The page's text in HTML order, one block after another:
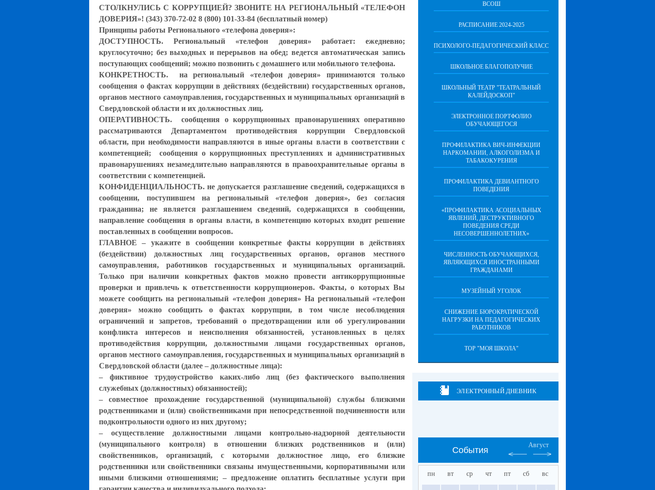
СТОЛКНУЛИСЬ С КОРРУПЦИЕЙ? ЗВОНИТЕ НА РЕГИОНАЛЬНЫЙ «ТЕЛЕФОН
ДОВЕРИЯ»! (343) 370-72-02 8 (800) 101-33-84 (бесплатный номер)
Принципы работы Регионального «телефона доверия»:
ДОСТУПНОСТЬ. Региональный «телефон доверия» работает: ежедневно;
круглосуточно; без выходных и перерывов на обед; ведется автоматическая запись
поступающих сообщений; можно позвонить с домашнего или мобильного телефона.
КОНКРЕТНОСТЬ. на региональный «телефон доверия» принимаются только
сообщения о фактах коррупции в действиях (бездействии) государственных органов,
органов местного самоуправления, государственных и муниципальных организаций в
Свердловской области и их должностных лиц.
ОПЕРАТИВНОСТЬ. сообщения о коррупционных правонарушениях оперативно
рассматриваются Департаментом противодействия коррупции Свердловской
области, при необходимости направляются в иные органы власти в соответствии с
компетенцией; сообщения о коррупционных преступлениях и административных
правонарушениях незамедлительно направляются в правоохранительные органы в
соответствии с компетенцией.
КОНФИДЕНЦИАЛЬНОСТЬ. не допускается разглашение сведений, содержащихся в
сообщении, поступившем на региональный «телефон доверия», без согласия
гражданина; не является разглашением сведений, содержащихся в сообщении,
направление сообщения в органы власти, в компетенцию которых входит решение
поставленных в сообщении вопросов.
ГЛАВНОЕ – укажите в сообщении конкретные факты коррупции в действиях
(бездействии) должностных лиц государственных органов, органов местного
самоуправления, работников государственных и муниципальных организаций.
Только при наличии конкретных фактов можно провести антикоррупционные
проверки и привлечь к ответственности коррупционеров. Факты, о которых Вы
можете сообщить на региональный «телефон доверия» На региональный «телефон
доверия» можно сообщить о фактах коррупции, в том числе несоблюдения
ограничений и запретов, требований о предотвращении или об урегулировании
конфликта интересов и неисполнения обязанностей, установленных в целях
противодействия коррупции, должностными лицами государственных органов,
органов местного самоуправления, государственных и муниципальных организаций в
Свердловской области (далее – должностные лица):
– фиктивное трудоустройство каких-либо лиц (без фактического выполнения
служебных (должностных) обязанностей);
– совместное прохождение государственной (муниципальной) службы близкими
родственниками и (или) свойственниками при непосредственной подчиненности или
подконтрольности одного из них другому;
– осуществление должностными лицами контрольно-надзорной деятельности
(муниципального контроля) в отношении близких родственников и (или)
свойственников, организаций, с которыми должностное лицо, его близкие
родственники или свойственники связаны имущественными, корпоративными или
иными близкими отношениями; – предложение оплатить бесплатные услуги при
ВСОШ
РАСПИСАНИЕ 2024-2025
ПСИХОЛОГО-ПЕДАГОГИЧЕСКИЙ КЛАСС
ШКОЛЬНОЕ БЛАГОПОЛУЧИЕ
ШКОЛЬНЫЙ ТЕАТР "ТЕАТРАЛЬНЫЙ
КАЛЕЙДОСКОП"
ЭЛЕКТРОННОЕ ПОРТФОЛИО
ОБУЧАЮЩЕГОСЯ
ПРОФИЛАКТИКА ВИЧ-ИНФЕКЦИИ
НАРКОМАНИИ, АЛКОГОЛИЗМА И
ТАБАКОКУРЕНИЯ
ПРОФИЛАКТИКА ДЕВИАНТНОГО
ПОВЕДЕНИЯ
«ПРОФИЛАКТИКА АСОЦИАЛЬНЫХ
ЯВЛЕНИЙ, ДЕСТРУКТИВНОГО
ПОВЕДЕНИЯ СРЕДИ
НЕСОВЕРШЕННОЛЕТНИХ»
ЧИСЛЕННОСТЬ ОБУЧАЮЩИХСЯ,
ЯВЛЯЮЩИХСЯ ИНОСТРАННЫМИ
ГРАЖДАНАМИ
МУЗЕЙНЫЙ УГОЛОК
СНИЖЕНИЕ БЮРОКРАТИЧЕСКОЙ
НАГРУЗКИ НА ПЕДАГОГИЧЕСКИХ
РАБОТНИКОВ
ТОР "МОЯ ШКОЛА"
ЭЛЕКТРОННЫЙ ДНЕВНИК
События
Август
пн вт ср чт пт сб вс